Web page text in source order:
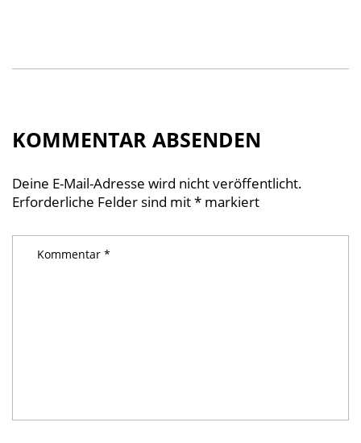
KOMMENTAR ABSENDEN
Deine E-Mail-Adresse wird nicht veröffentlicht.
Erforderliche Felder sind mit* markiert